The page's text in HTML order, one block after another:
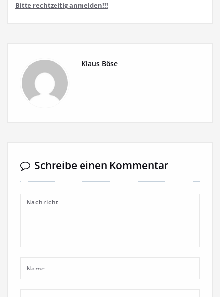
Bitte rechtzeitig anmelden!!!
Klaus Böse
Schreibe einen Kommentar